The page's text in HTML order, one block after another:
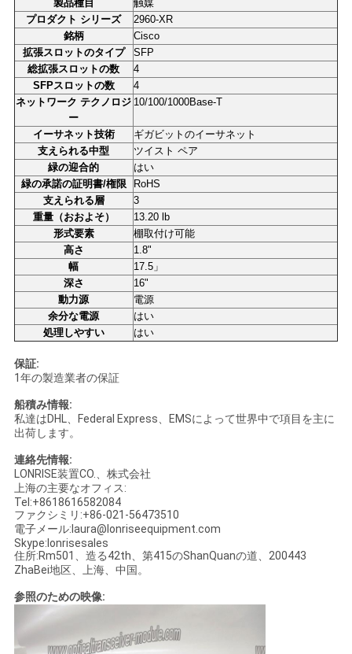
ー
製品種目
触媒
プロダクト シリーズ
2960-XR
銘柄
Cisco
拡張スロットのタイプ
SFP
総拡張スロットの数
4
SFPスロットの数
4
ネットワーク テクノロジ
ー
10/100/1000Base-T
イーサネット技術
ギガビットのイーサネット
支えられる中型
ツイスト ペア
緑の迎合的
はい
緑の承諾の証明書/権限
RoHS
支えられる層
3
重量（おおよそ）
13.20 lb
形式要素
棚取付け可能
高さ
1.8"
幅
17.5」
深さ
16"
動力源
電源
余分な電源
はい
処理しやすい
はい
保証:
1年の製造業者の保証
船積み情報:
私達はDHL、Federal Express、EMSによって世界中で項目を主に
出荷します。
連絡先情報:
LONRISE装置CO.、株式会社
上海の主要なオフィス:
Tel:+8618616582084
ファクシミリ:+86-021-56473510
電子メール:laura@lonriseequipment.com
Skype:lonrisesales
住所:Rm501、造る42th、第415のShanQuanの道、200443
ZhaBei地区、上海、中国。
参照のための映像: